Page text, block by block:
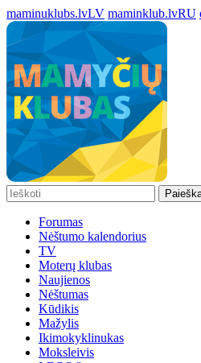
maminuklubs.lvLV maminklub.lvRU
Forumas
Nėštumo kalendorius
TV
Moterų klubas
Naujienos
Nėštumas
Kūdikis
Mažylis
Ikimokyklinukas
Moksleivis